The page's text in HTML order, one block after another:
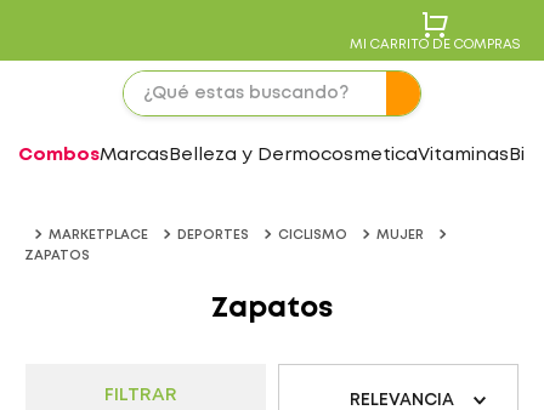
MI CARRITO DE COMPRAS
CombosMarcas Belleza y DermocosmeticaVitaminas
MARKETPLACE DEPORTES CICLISMO
MUJER
ZAPATOS
Zapatos
FILTRAR RELEVANCIA